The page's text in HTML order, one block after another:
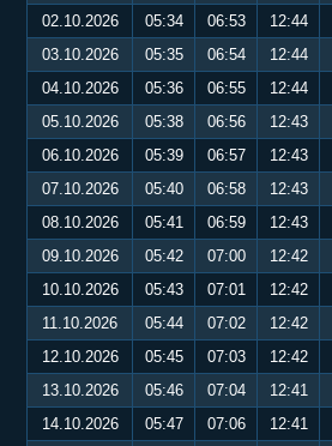
02.10.2026
05:34 06:53 12:44
03.10.2026
05:35 06:54 12:44
04.10.2026
05:36 06:55 12:44
05.10.2026
05:38 06:56 12:43
06.10.2026
05:39 06:57 12:43
07.10.2026
05:40 06:58 12:43
08.10.2026
05:41 06:59 12:43
09.10.2026
05:42 07:00 12:42
10.10.2026
05:43 07:01 12:42
11.10.2026
05:44 07:02 12:42
12.10.2026
05:45 07:03 12:42
13.10.2026
05:46 07:04 12:41
14.10.2026
05:47 07:06 12:41